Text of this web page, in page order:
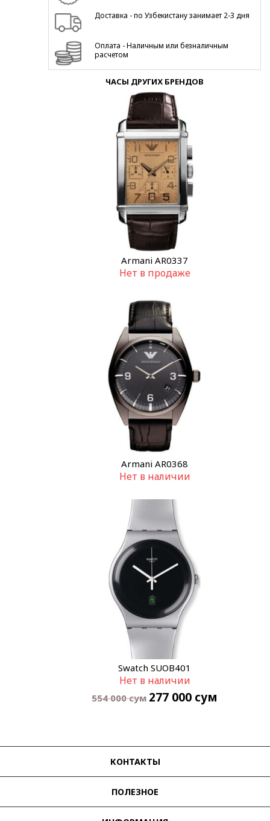
Доставка - по Узбекистану занимает 2-3 дня
Оплата - Наличным или безналичным
расчетом
ЧАСЫ ДРУГИХ БРЕНДОВ
Armani AR0337
Нет в продаже
Armani AR0368
Нет в наличии
Swatch SUOB401
Нет в наличии
554 000сум 277 000 сум
КОНТАКТЫ
ПОЛЕЗНОЕ